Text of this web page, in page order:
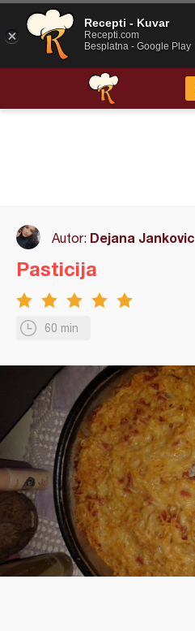
Autor: Dejana Jankovic
60 min
Pasticija
Recepti - Kuvar
Recepti.com
Besplatna - Google Play